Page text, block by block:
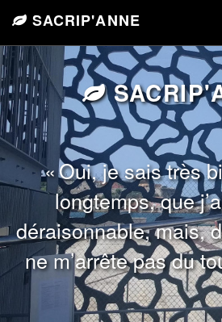
SACRIP'ANNE
« Oui, je sais très
longtemps, que
déraisonnable, mais,
ne m’arrête pas du